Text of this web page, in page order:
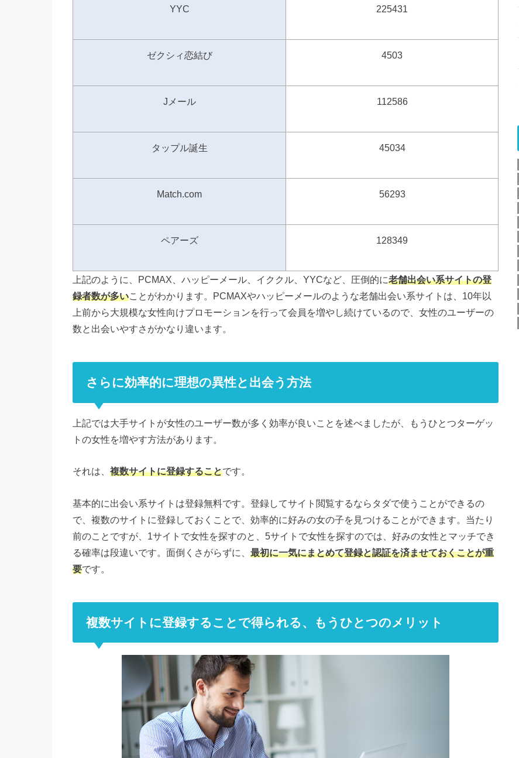
YYC 225431
ゼクシィ恋結び 4503
Jメール 112586
タップル誕生 45034
Match.com 56293
ペアーズ 128349
上記のように、PCMAX、ハッピーメール、イククル、YYCなど、圧倒的に老舗出会い系サイトの登
録者数が多いことがわかります。PCMAXやハッピーメールのような老舗出会い系サイトは、10年以
上前から大規模な女性向けプロモーションを行って会員を増やし続けているので、女性のユーザーの
数と出会いやすさがかなり違います。
さらに効率的に理想の異性と出会う方法
上記では大手サイトが女性のユーザー数が多く効率が良いことを述べましたが、もうひとつターゲッ
トの女性を増やす方法があります。
それは、 複数サイトに登録することです。
基本的に出会い系サイトは登録無料です。登録してサイト閲覧するならタダで使うことができるの
で、複数のサイトに登録しておくことで、効率的に好みの女の子を見つけることができます。当たり
前のことですが、1サイトで女性を探すのと、5サイトで女性を探すのでは、好みの女性とマッチでき
る確率は段違いです。面倒くさがらずに、 最初に一気にまとめて登録と認証を済ませておくことが重
要です。
複数サイトに登録することで得られる、もうひとつのメリット